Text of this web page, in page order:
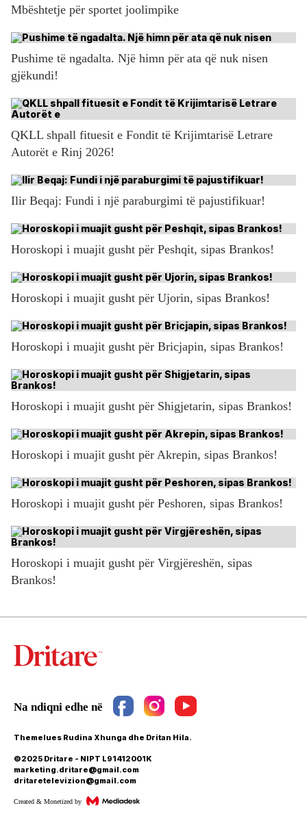
Mbështetje për sportet joolimpike
Pushime të ngadalta. Një himn për ata që nuk nisen
gjëkundi!
QKLL shpall fituesit e Fondit të Krijimtarisë Letrare
Autorët e Rinj 2026!
Ilir Beqaj: Fundi i një paraburgimi të pajustifikuar!
Horoskopi i muajit gusht për Peshqit, sipas Brankos!
Horoskopi i muajit gusht për Ujorin, sipas Brankos!
Horoskopi i muajit gusht për Bricjapin, sipas Brankos!
Horoskopi i muajit gusht për Shigjetarin, sipas Brankos!
Horoskopi i muajit gusht për Akrepin, sipas Brankos!
Horoskopi i muajit gusht për Peshoren, sipas Brankos!
Horoskopi i muajit gusht për Virgjëreshën, sipas
Brankos!
Themelues Rudina Xhunga dhe Dritan Hila.
©2025 Dritare - NIPT L91412001K
marketing.dritare@gmail.com
dritaretelevizion@gmail.com
Created & Monetized by